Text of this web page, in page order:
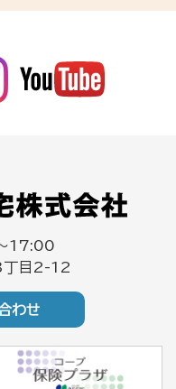
17:00
丁目2-12
わせ